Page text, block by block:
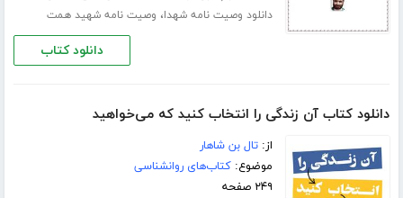
دانلود وصیت نامه شهدا، وصیت نامه شهید همت
دانلود کتاب
دانلود کتاب آن زندگی را انتخاب کنید که می‌خواهید
از:تال بن شاهار
موضوع:کتاب‌های روانشناسی
۲۴۹ صفحه